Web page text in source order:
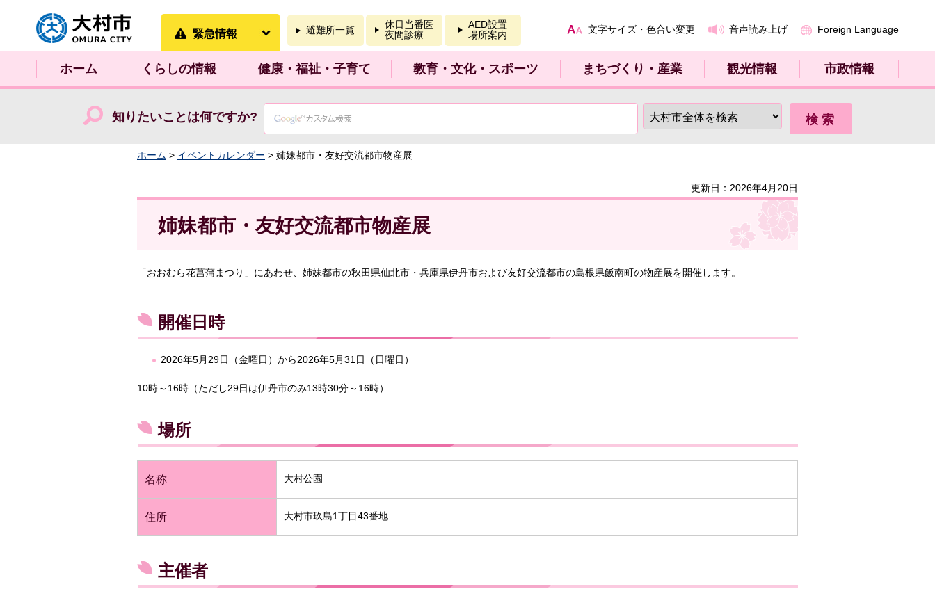
大村市
緊急情報 避難所一覧
休日当番医
夜間診療
AED設置
場所案内
文字サイズ・色合い変更 音声読み上げ Foreign Language
ホーム くらしの情報 健康・福祉・子育て 教育・文化・スポーツ まちづくり・産業 観光情報 市政情報
知りたいことは何ですか?
ホーム > イベントカレンダー > 姉妹都市・友好交流都市物産展
更新日：2026年4月20日
姉妹都市・友好交流都市物産展
「おおむら花菖蒲まつり」にあわせ、姉妹都市の秋田県仙北市・兵庫県伊丹市および友好交流都市の島根県飯南町の物産展を開催します。
開催日時
2026年5月29日（金曜日）から2026年5月31日（日曜日）
10時～16時（ただし29日は伊丹市のみ13時30分～16時）
場所
名称 大村公園
住所 大村市玖島1丁目43番地
主催者